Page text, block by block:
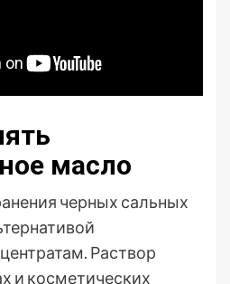
масло
черных сальных
Раствор
и косметических